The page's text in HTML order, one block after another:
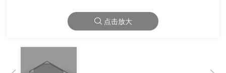
点击放大